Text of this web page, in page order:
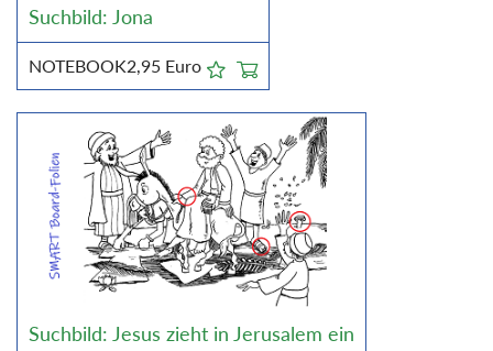
Suchbild: Jona
NOTEBOOK2,95 Euro
Suchbild: Jesus zieht in Jerusalem ein